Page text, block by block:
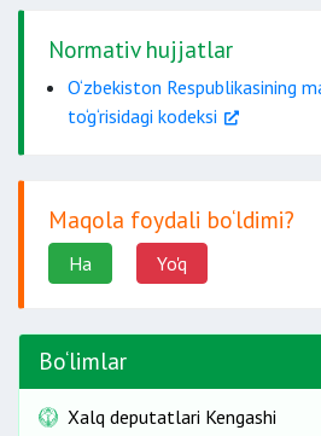
Normativ hujjatlar
O‘zbekiston Respublikasining
to‘g‘risidagi kodeksi
Maqola foydali bo‘ldimi?
Ha Yo'q
Bo‘limlar
Xalq deputatlari Kengashi